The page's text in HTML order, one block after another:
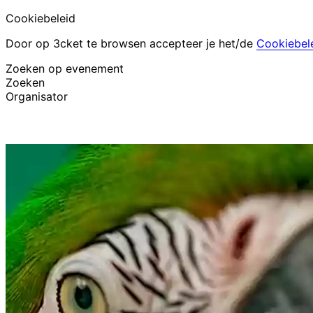
Cookiebeleid
Door op 3cket te browsen accepteer je het/de
Zoeken op evenement
Zoeken
Organisator
Nederlands
Hulp voor deelnemer
Ik ben mijn ticket kwijt
Login
Evenement promoten